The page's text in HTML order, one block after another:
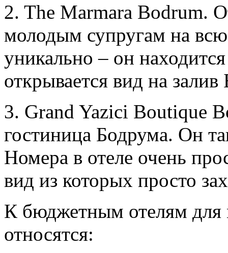
2. The Marmara Bodrum.
молодым супругам на
уникально – он
открывается вид на
3. Grand Yazici Boutique
гостиница Бодрума. Он
Номера в отеле очень
вид из которых просто
К бюджетным отелям для
относятся: